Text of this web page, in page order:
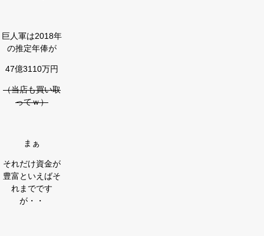
巨人軍は2018年
の推定年俸が
47億3110万円
（当店も買い取
ってｗ）
まぁ
それだけ資金が
豊富といえばそ
れまでです
が・・